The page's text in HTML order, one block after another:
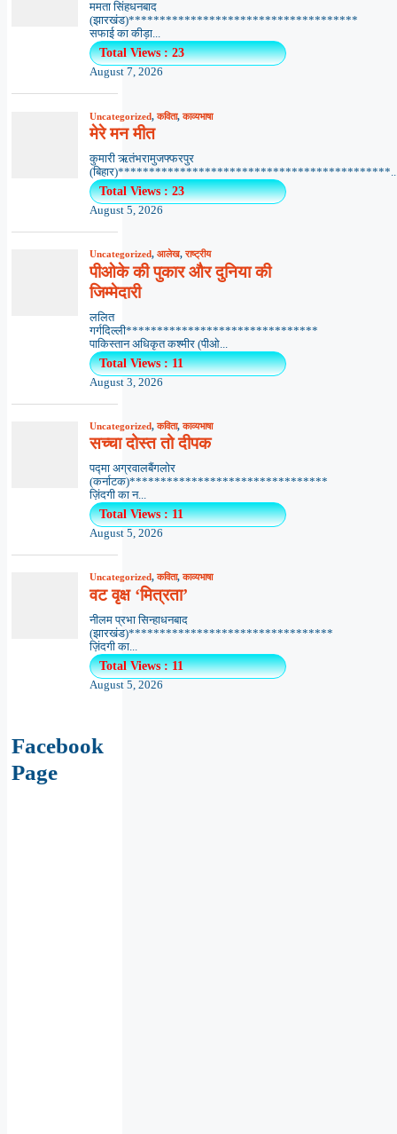
ममता सिंहधनबाद
(झारखंड)*************************************
सफाई का कीड़ा...
Total Views : 23
August 7, 2026
Uncategorized,कविता,काव्यभाषा
मेरे मन मीत
कुमारी ऋतंभरामुजफ्फरपुर
Total Views : 23
August 5, 2026
Uncategorized, आलेख,राष्ट्रीय
पीओके की पुकार और दुनिया की
जिम्मेदारी
ललित
गर्गदिल्ली*******************************
पाकिस्तान अधिकृत कश्मीर (पीओ...
Total Views : 11
August 3, 2026
Uncategorized,कविता,काव्यभाषा
सच्चा दोस्त तो दीपक
पद्मा अग्रवालबैंगलोर
(कर्नाटक)********************************
ज़िंदगी का न...
Total Views : 11
August 5, 2026
Uncategorized,कविता,काव्यभाषा
वट वृक्ष ‘मित्रता’
नीलम प्रभा सिन्हाधनबाद
(झारखंड)*********************************
ज़िंदगी का...
Total Views : 11
August 5, 2026
Facebook
Page